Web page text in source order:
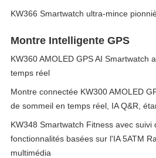
KW366 Smartwatch ultra-mince
Montre Intelligente GPS
KW360 AMOLED GPS AI Smartwatch
temps réel
Montre connectée KW300 AMOLED
de sommeil en temps réel, IA Q&R,
KW348 Smartwatch Fitness avec
fonctionnalités basées sur l'IA 5ATM
multimédia